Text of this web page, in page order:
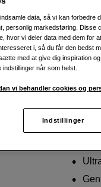
Peak
Eclipse
data, så vi kan forbedre
personlig markedsføring.
hvor vi deler data med dem for
i, så du får den bedst
med at give dig inspiration
når som helst.
vi behandler cookies og
Indstillinger